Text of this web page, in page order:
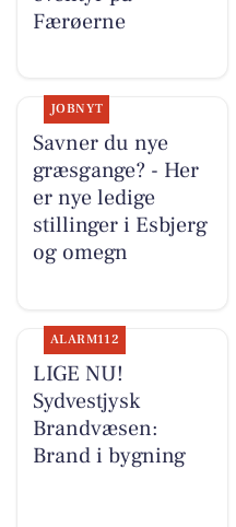
Færøerne
JOBNYT
Savner du nye
græsgange? - Her
er nye ledige
stillinger i Esbjerg
og omegn
ALARM112
LIGE NU!
Sydvestjysk
Brandvæsen:
Brand i bygning